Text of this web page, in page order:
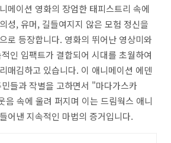
메이션 영화의 장엄한 태피스트리 속에
성, 유머, 길들여지지 않은 모험 정신을
로 등장합니다. 영화의 뛰어난 영상미와
인 임팩트가 결합되어 시대를 초월하여
매김하고 있습니다. 이 애니메이션 에덴
들과 작별을 고하면서 "마다가스카
음 속에 울려 퍼지며 이는 드림웍스 애니
어낸 지속적인 마법의 증거입니다.